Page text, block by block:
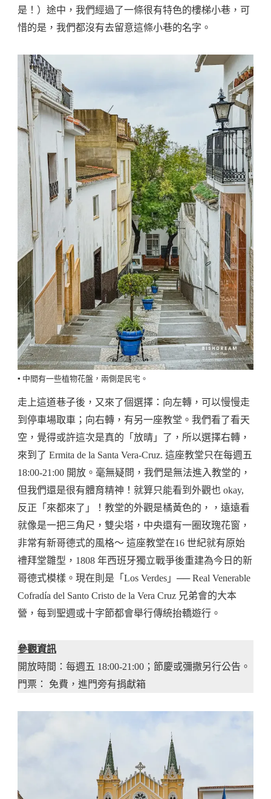
是！）途中，我們經過了一條很有特色的樓梯小巷，可
惜的是，我們都沒有去留意這條小巷的名字。
▪️ 中間有一些植物花盤，兩側是民宅。
走上這道巷子後，又來了個選擇：向左轉，可以慢慢走
到停車場取車；向右轉，有另一座教堂。我們看了看天
空，覺得或許這次是真的「放晴」了，所以選擇右轉，
來到了 Ermita de la Santa Vera-Cruz. 這座教堂只在每週五
18:00-21:00 開放。毫無疑問，我們是無法進入教堂的，
但我們還是很有體育精神！就算只能看到外觀也 okay,
反正「來都來了」！教堂的外觀是橘黃色的，，遠遠看
就像是一把三角尺，雙尖塔，中央還有一圈玫瑰花窗，
非常有新哥德式的風格～ 這座教堂在16 世紀就有原始
禮拜堂雛型，1808 年西班牙獨立戰爭後重建為今日的新
哥德式模樣。現在則是「Los Verdes」── Real Venerable
Cofradía del Santo Cristo de la Vera Cruz 兄弟會的大本
營，每到聖週或十字節都會舉行傳統抬轎遊行。
參觀資訊
開放時間：每週五 18:00-21:00；節慶或彌撒另行公告。
門票： 免費，進門旁有捐獻箱